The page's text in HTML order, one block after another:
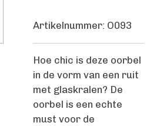
Artikelnummer: O093
Hoe chic is deze oorbel
in de vorm van een ruit
met glaskralen? De
oorbel is een echte
must voor de